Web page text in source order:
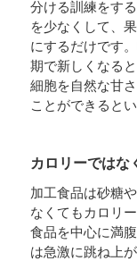
分ける訓練をす
を少なくして、
にするだけです
期で新しくなる
細胞を自然な甘
ことができるとい
カロリーではな
加工食品は砂糖
なくてもカロリ
食品を中心に満
は急激に跳ね上